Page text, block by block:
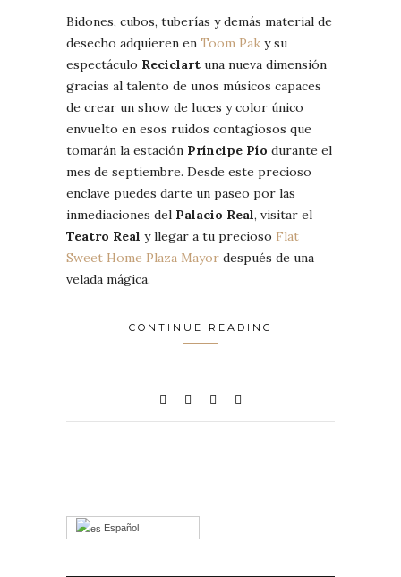
Bidones, cubos, tuberías y demás material de
desecho adquieren en Toom Pak y su
espectáculo Reciclart una nueva dimensión
gracias al talento de unos músicos capaces
de crear un show de luces y color único
envuelto en esos ruidos contagiosos que
tomarán la estación Príncipe Pío durante el
mes de septiembre. Desde este precioso
enclave puedes darte un paseo por las
inmediaciones del Palacio Real, visitar el
Teatro Real y llegar a tu precioso Flat
Sweet Home Plaza Mayor después de una
velada mágica.
CONTINUE READING
Español